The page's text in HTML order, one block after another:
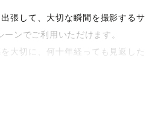
張して、大切な瞬間を撮影するサ
ンでご利用いただけます。
大切に、何十年経っても見返した